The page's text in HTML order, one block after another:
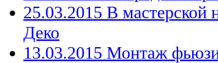
25.03.2015 В мастерской
Деко
13.03.2015 Монтаж